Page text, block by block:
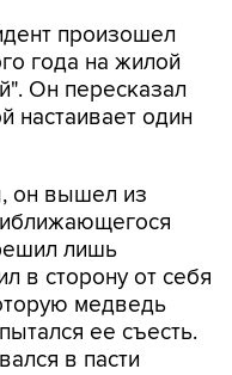
произошел
года на жилой
Он пересказал
настаивает один
он вышел из
лишь
в сторону от себя
медведь
ее съесть.
в пасти